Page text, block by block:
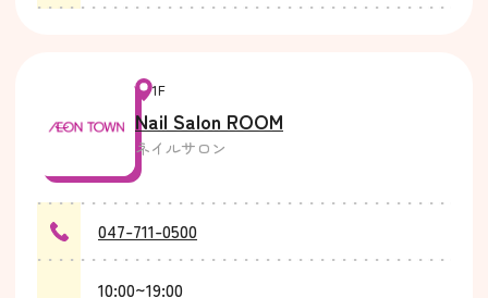
1F
Nail Salon ROOM
ネイルサロン
047-711-0500
10:00~19:00